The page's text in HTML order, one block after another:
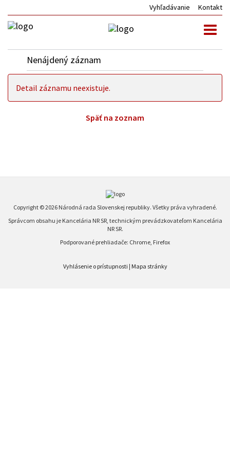
Vyhľadávanie Kontakt
Nenájdený záznam
Detail záznamu neexistuje.
Späť na zoznam
Copyright © 2026 Národná rada Slovenskej republiky. Všetky práva vyhradené.
Správcom obsahu je Kancelária NR SR, technickým prevádzkovateľom Kancelária
NR SR.
Podporované prehliadače: Chrome, Firefox
Vyhlásenie o prístupnosti | Mapa stránky